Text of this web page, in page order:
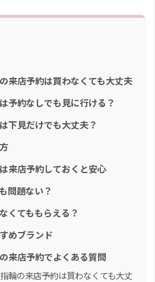
来店予約は買わなくても大丈夫
予約なしでも見に行ける？
下見だけでも大丈夫？
来店予約しておくと安心
問題ない？
くてももらえる？
めブランド
来店予約でよくある質問
輪の来店予約は買わなくても大丈